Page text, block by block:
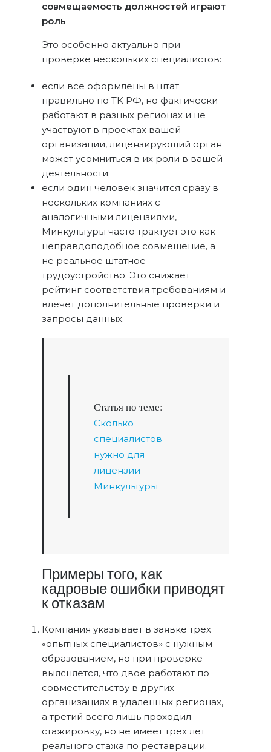
совмещаемость должностей играют
роль
Это особенно актуально при
проверке нескольких специалистов:
если все оформлены в штат
правильно по ТК РФ, но фактически
работают в разных регионах и не
участвуют в проектах вашей
организации, лицензирующий орган
может усомниться в их роли в вашей
деятельности;
если один человек значится сразу в
нескольких компаниях с
аналогичными лицензиями,
Минкультуры часто трактует это как
неправдоподобное совмещение, а
не реальное штатное
трудоустройство. Это снижает
рейтинг соответствия требованиям и
влечёт дополнительные проверки и
запросы данных.
Статья по теме:
Сколько
специалистов
нужно для
лицензии
Минкультуры
Примеры того, как
кадровые ошибки приводят
к отказам
Компания указывает в заявке трёх
«опытных специалистов» с нужным
образованием, но при проверке
выясняется, что двое работают по
совместительству в других
организациях в удалённых регионах,
а третий всего лишь проходил
стажировку, но не имеет трёх лет
реального стажа по реставрации.